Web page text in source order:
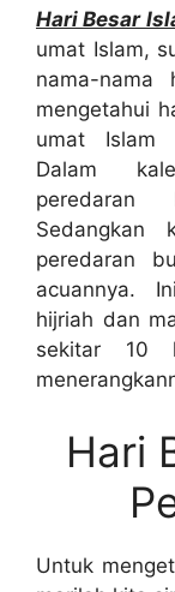
Hari Besar
umat Islam,
nama-
mengetahui
umat Islam
Dalam
peredaran
Sedangkan
peredaran
acuannya.
hijriah dan
sekitar 10
Hari
Untuk